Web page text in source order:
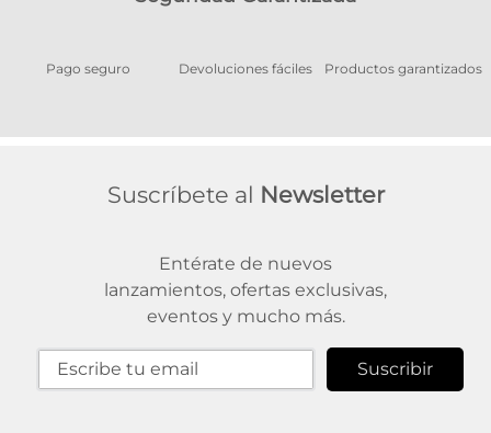
Pago seguro Devoluciones fáciles Productos garantizados
Suscríbete al Newsletter
Entérate de nuevos
lanzamientos, ofertas exclusivas,
eventos y mucho más.
Suscribir